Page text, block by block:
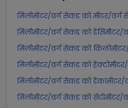
मिलीमीटर/वर्ग सेकंड को मीटर/
मिलीमीटर/वर्ग सेकंड को
मिलीमीटर/वर्ग सेकंड को
मिलीमीटर/वर्ग सेकंड को
मिलीमीटर/वर्ग सेकंड को
मिलीमीटर/वर्ग सेकंड को